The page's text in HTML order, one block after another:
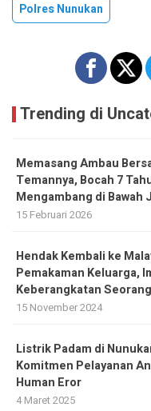
Polres Nunukan
Trending di
Memasang Ambau
Temannya, Bocah 7
Mengambang di
15 Februari 2026
Hendak Kembali ke
Pemakaman Keluarga,
Keberangkatan
15 November 2024
Listrik Padam di
Komitmen Pelayanan
Human Eror
4 Maret 2025